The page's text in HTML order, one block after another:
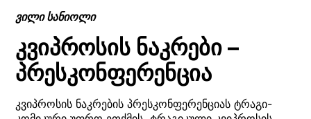
ვილი სანიოლი
კვიპროსის ნაკრები –
პრესკონფერენცია
კვიპროსის ნაკრების პრესკონფერენციას ტრაგი-